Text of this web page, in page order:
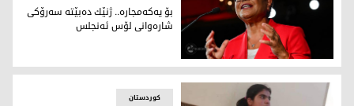
كارین باس، یه‌كه‌م ژنه‌ ده‌بێته‌ سه‌رۆكی شاره‌وانی لۆس
بۆ یه‌كه‌مجاره‌.. ژنێك ده‌بێته‌ سه‌رۆكی
شاره‌وانی لۆس ئه‌نجلس
کوردستان